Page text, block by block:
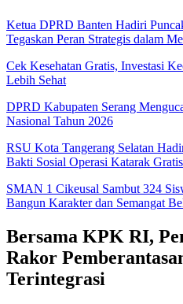
Ketua DPRD Banten Hadiri
Tegaskan Peran Strategis dalam
Cek Kesehatan Gratis, Investasi
Lebih Sehat
DPRD Kabupaten Serang
Nasional Tahun 2026
RSU Kota Tangerang Selatan
Bakti Sosial Operasi Katarak Gratis
SMAN 1 Cikeusal Sambut 324
Bangun Karakter dan Semangat
Bersama KPK RI,
Rakor
Terintegrasi